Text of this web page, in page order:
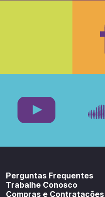
Perguntas Frequentes
Trabalhe Conosco
Compras e Contratações